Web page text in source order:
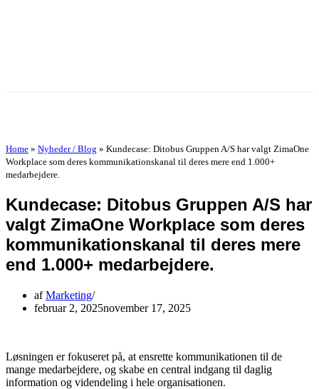
Home » Nyheder / Blog » Kundecase: Ditobus Gruppen A/S har valgt ZimaOne
Workplace som deres kommunikationskanal til deres mere end 1.000+
medarbejdere.
Kundecase: Ditobus Gruppen A/S har
valgt ZimaOne Workplace som deres
kommunikationskanal til deres mere
end 1.000+ medarbejdere.
afMarketing
februar 2, 2025november 17, 2025
Løsningen er fokuseret på, at ensrette kommunikationen til de
mange medarbejdere, og skabe en central indgang til daglig
information og videndeling i hele organisationen.